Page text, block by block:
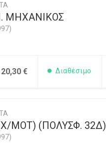
ΜΗΧΑΝΙΚΟΣ
20,30 € Διαθέσιμο
ΜΟΤ) (ΠΟΛΥΣΦ. 32Δ)